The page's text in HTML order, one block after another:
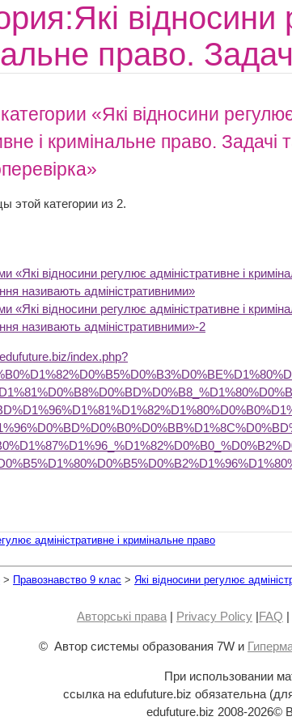
відносини
право.
«Які відносини
і кримінальне право. Задачі
этой категории из 2.
«Які відносини регулює адміністративне і
називають адміністративними»
«Які відносини регулює адміністративне і
називають адміністративними»-2
index.php?
адміністративне і кримінальне право
> Правознавство 9 клас > Які відносини регулює
Авторські права | Privacy Policy |FAQ |
© Автор системы образования 7W и
При использовании
ссылка на edufuture.biz обязательна
edufuture.biz 2008-2026©